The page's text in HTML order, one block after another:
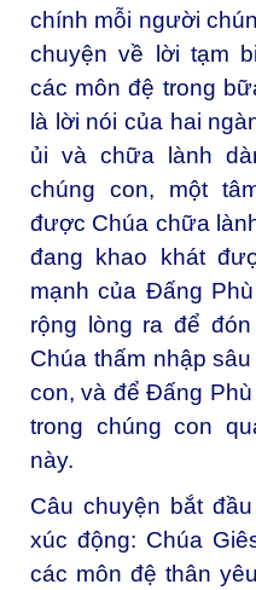
chính mỗi người
chuyện về lời tạm
các môn đệ trong
là lời nói của hai
ủi và chữa lành
chúng con, một
được Chúa chữa
đang khao khát
mạnh của Đấng
rộng lòng ra để
Chúa thấm nhập
con, và để Đấng
trong chúng con
này.
Câu chuyện bắt
xúc động: Chúa
các môn đệ thân